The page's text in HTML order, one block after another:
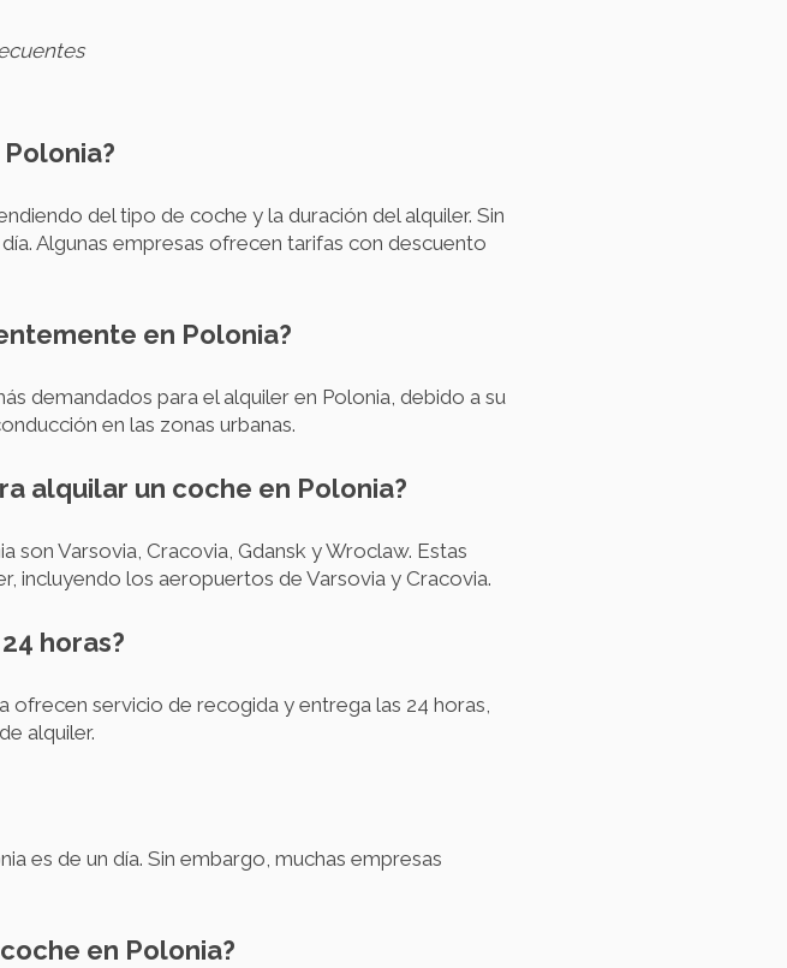
del tipo de coche y la duración del alquiler. Sin
Algunas empresas ofrecen tarifas con descuento
en Polonia?
demandados para el alquiler en Polonia, debido a su
en las zonas urbanas.
alquilar un coche en Polonia?
son Varsovia, Cracovia, Gdansk y Wroclaw. Estas
incluyendo los aeropuertos de Varsovia y Cracovia.
horas?
ofrecen servicio de recogida y entrega las 24 horas,
alquiler.
es de un día. Sin embargo, muchas empresas
en Polonia?